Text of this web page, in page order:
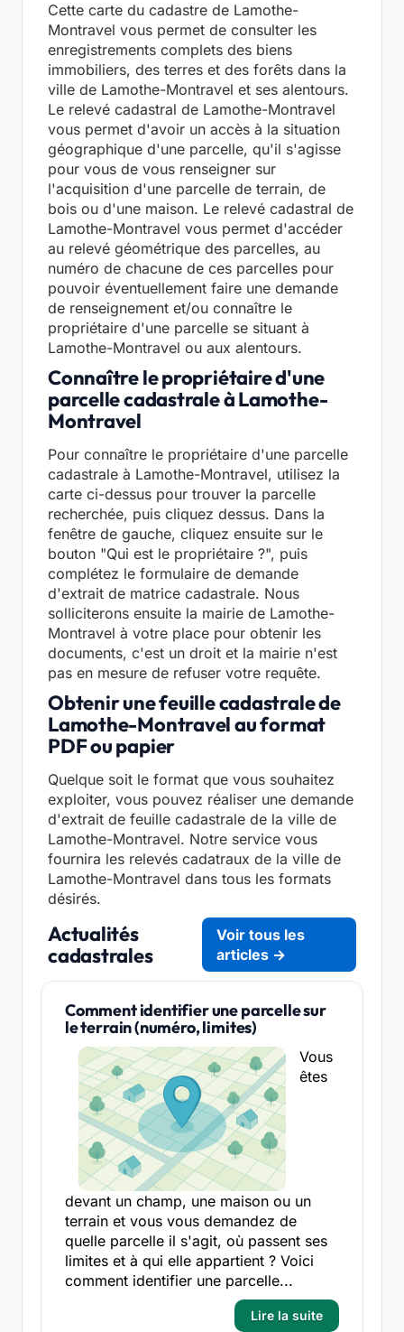
Cette carte du cadastre de Lamothe-
Montravel vous permet de consulter les
enregistrements complets des biens
immobiliers, des terres et des forêts dans la
ville de Lamothe-Montravel et ses alentours.
Le relevé cadastral de Lamothe-Montravel
vous permet d'avoir un accès à la situation
géographique d'une parcelle, qu'il s'agisse
pour vous de vous renseigner sur
l'acquisition d'une parcelle de terrain, de
bois ou d'une maison. Le relevé cadastral de
Lamothe-Montravel vous permet d'accéder
au relevé géométrique des parcelles, au
numéro de chacune de ces parcelles pour
pouvoir éventuellement faire une demande
de renseignement et/ou connaître le
propriétaire d'une parcelle se situant à
Lamothe-Montravel ou aux alentours.
Connaître le propriétaire d'une
parcelle cadastrale à Lamothe-
Montravel
Pour connaître le propriétaire d'une parcelle
cadastrale à Lamothe-Montravel, utilisez la
carte ci-dessus pour trouver la parcelle
recherchée, puis cliquez dessus. Dans la
fenêtre de gauche, cliquez ensuite sur le
bouton "Qui est le propriétaire ?", puis
complétez le formulaire de demande
d'extrait de matrice cadastrale. Nous
solliciterons ensuite la mairie de Lamothe-
Montravel à votre place pour obtenir les
documents, c'est un droit et la mairie n'est
pas en mesure de refuser votre requête.
Obtenir une feuille cadastrale de
Lamothe-Montravel au format
PDF ou papier
Quelque soit le format que vous souhaitez
exploiter, vous pouvez réaliser une demande
d'extrait de feuille cadastrale de la ville de
Lamothe-Montravel. Notre service vous
fournira les relevés cadatraux de la ville de
Lamothe-Montravel dans tous les formats
désirés.
Actualités
cadastrales
Voir tous les
articles →
Comment identifier une parcelle sur
le terrain (numéro, limites)
Vous
êtes
devant un champ, une maison ou un
terrain et vous vous demandez de
quelle parcelle il s'agit, où passent ses
limites et à qui elle appartient ? Voici
comment identifier une parcelle...
Lire la suite